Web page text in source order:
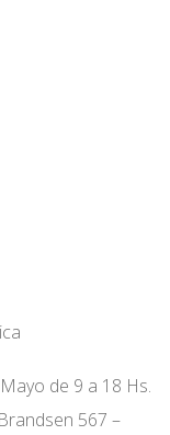
de 9 a 18 Hs.
567 –